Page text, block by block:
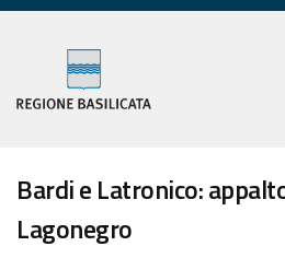
Bardi e Latronico:
Lagonegro